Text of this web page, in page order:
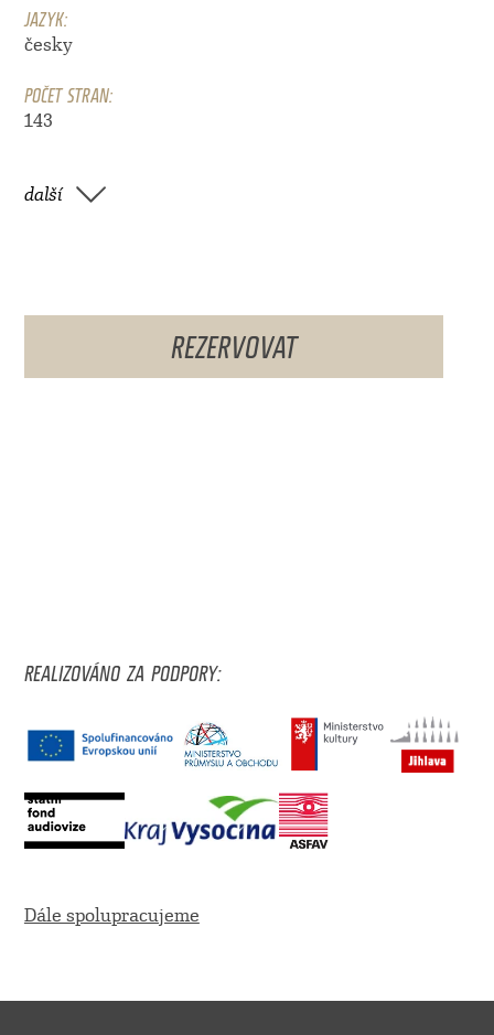
JAZYK:
česky
POČET STRAN:
143
další
REZERVOVAT
REALIZOVÁNO ZA PODPORY:
Dále spolupracujeme